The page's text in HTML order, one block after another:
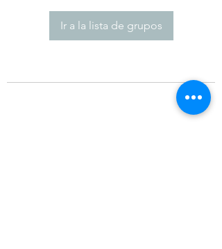
Ir a la lista de grupos